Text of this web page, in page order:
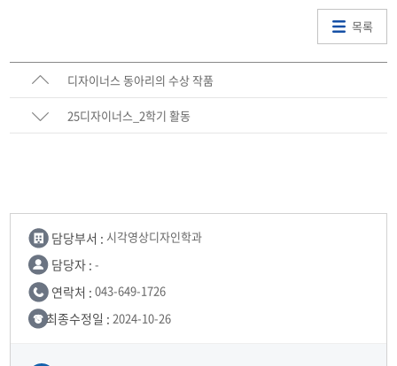
목록
디자이너스 동아리의 수상 작품
25디자이너스_2학기 활동
담당부서 : 시각영상디자인학과
담당자 : -
연락처 : 043-649-1726
최종수정일 : 2024-10-26